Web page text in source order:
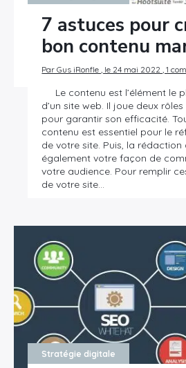
7 astuces pour
bon contenu
Par Gus iRonfle , le 24 mai 2022 , 1
Le contenu est l’élément le
d’un site web. Il joue deux
pour garantir son efficacité.
contenu est essentiel pour le
de votre site. Puis, la rédaction
également votre façon de
votre audience. Pour remplir
de votre site…
Stratégie digitale